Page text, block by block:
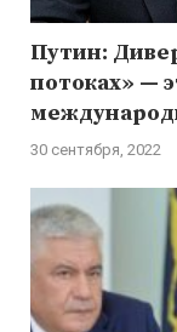
Путин:
потоках» —
30 сентября, 2022